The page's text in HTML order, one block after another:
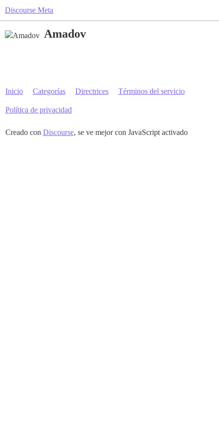
Discourse Meta
Amadov
Inicio Categorías Directrices Términos del servicio
Política de privacidad
Creado con Discourse, se ve mejor con JavaScript activado